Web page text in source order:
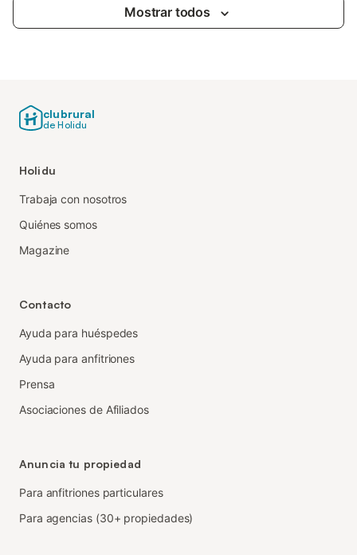
Mostrar todos
clubrural
de Holidu
Holidu
Trabaja con nosotros
Quiénes somos
Magazine
Contacto
Ayuda para huéspedes
Ayuda para anfitriones
Prensa
Asociaciones de Afiliados
Anuncia tu propiedad
Para anfitriones particulares
Para agencias (30+ propiedades)